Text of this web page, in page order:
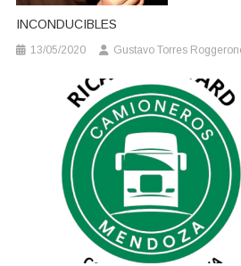
INCONDUCIBLES
13/05/2020 Gustavo Torres